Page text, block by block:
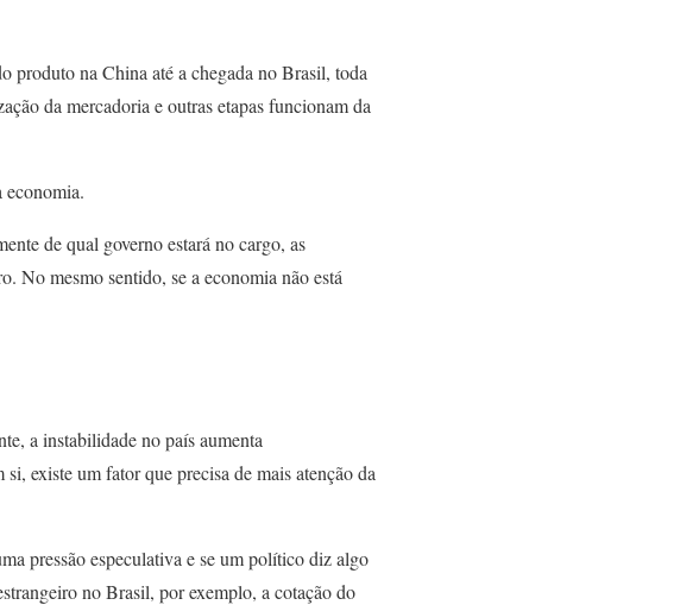
produto na China até a chegada no Brasil, toda
da mercadoria e outras etapas funcionam da
economia.
de qual governo estará no cargo, as
No mesmo sentido, se a economia não está
a instabilidade no país aumenta
existe um fator que precisa de mais atenção da
pressão especulativa e se um político diz algo
no Brasil, por exemplo, a cotação do